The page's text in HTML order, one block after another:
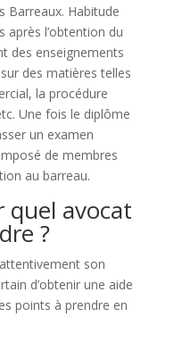
Barreaux. Habitude
après l’obtention du
des enseignements
des matières telles
la procédure
Une fois le diplôme
un examen
de membres
au barreau.
quel avocat
?
son
d’obtenir une aide
points à prendre en